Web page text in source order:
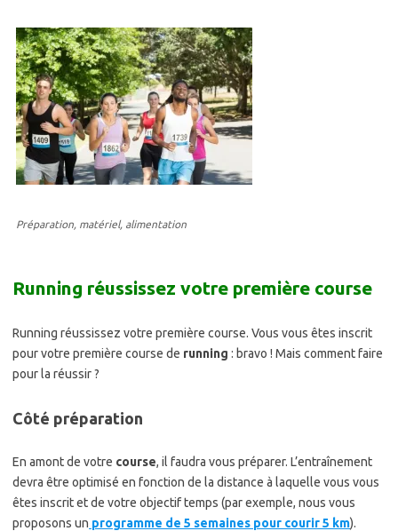
Préparation, matériel, alimentation
Running réussissez votre première course
Running réussissez votre première course. Vous vous êtes inscrit
pour votre première course de running : bravo ! Mais comment faire
pour la réussir ?
Côté préparation
En amont de votre course, il faudra vous préparer. L’entraînement
devra être optimisé en fonction de la distance à laquelle vous vous
êtes inscrit et de votre objectif temps (par exemple, nous vous
proposons un programme de 5 semaines pour courir 5 km).